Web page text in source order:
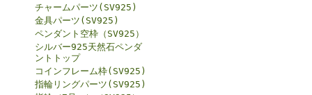
チャームパーツ(SV925)
金具パーツ(SV925)
ペンダント空枠（SV925）
シルバー925天然石ペンダ
ントトップ
コインフレーム枠(SV925)
指輪リングパーツ(SV925)